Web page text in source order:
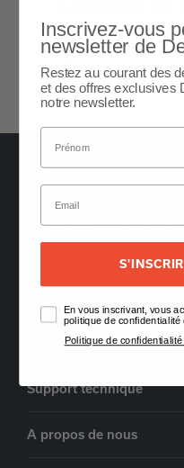
avr-1906-
avr-1906-
Oude Stadsgracht
+33 (0)
Support pour les
Support technique
A propos de nous
Inscrivez-vous
newsletter de
Restez au courant des
et des offres exclusives
notre newsletter.
En vous inscrivant, vous
politique de confidentialité
Politique de